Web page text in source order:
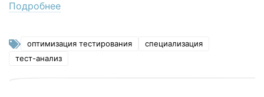
Подробнее
оптимизация тестирования
специализация
тест-анализ